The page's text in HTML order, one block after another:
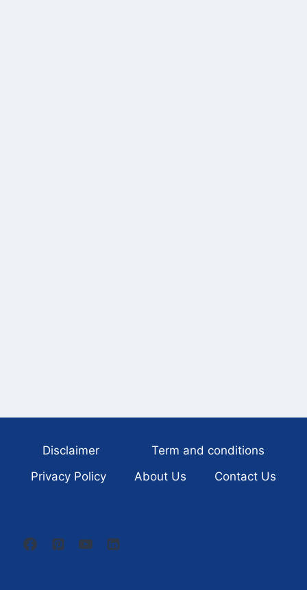
Disclaimer
Term and conditions
Privacy Policy
About Us Contact Us